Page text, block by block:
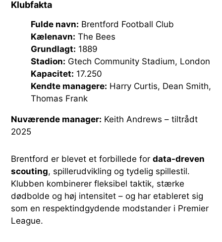
Klubfakta
Fulde navn: Brentford Football Club
Kælenavn: The Bees
Grundlagt: 1889
Stadion: Gtech Community Stadium, London
Kapacitet: 17.250
Kendte managere: Harry Curtis, Dean Smith,
Thomas Frank
Nuværende manager: Keith Andrews – tiltrådt
2025
Brentford er blevet et forbillede for data-dreven
scouting, spillerudvikling og tydelig spillestil.
Klubben kombinerer fleksibel taktik, stærke
dødbolde og høj intensitet – og har etableret sig
som en respektindgydende modstander i Premier
League.